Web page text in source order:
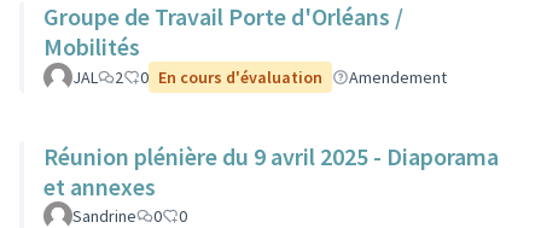
Groupe de Travail Porte d'Orléans /
Mobilités
JAL 2 0 En cours d'évaluation Amendement
Réunion plénière du 9 avril 2025 - Diaporama
et annexes
Sandrine 0 0